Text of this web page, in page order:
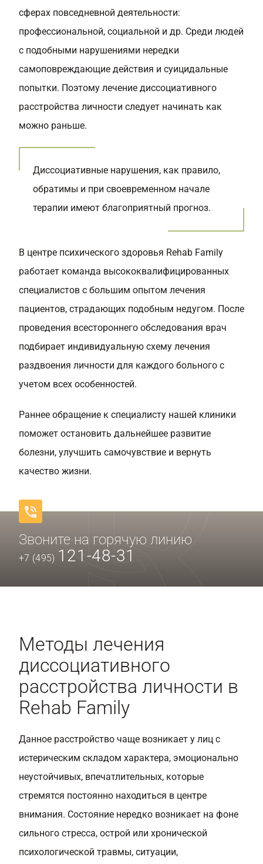
сферах повседневной деятельности:
профессиональной, социальной и др. Среди людей
с подобными нарушениями нередки
самоповреждающие действия и суицидальные
попытки. Поэтому лечение диссоциативного
расстройства личности следует начинать как
можно раньше.
Диссоциативные нарушения, как правило,
обратимы и при своевременном начале
терапии имеют благоприятный прогноз.
В центре психического здоровья Rehab Family
работает команда высококвалифицированных
специалистов с большим опытом лечения
пациентов, страдающих подобным недугом. После
проведения всестороннего обследования врач
подбирает индивидуальную схему лечения
раздвоения личности для каждого больного с
учетом всех особенностей.
Раннее обращение к специалисту нашей клиники
поможет остановить дальнейшее развитие
болезни, улучшить самочувствие и вернуть
качество жизни.
Звоните на горячую линию
+7 (495) 121-48-31
Методы лечения
диссоциативного
расстройства личности в
Rehab Family
Данное расстройство чаще возникает у лиц с
истерическим складом характера, эмоционально
неустойчивых, впечатлительных, которые
стремятся постоянно находиться в центре
внимания. Состояние нередко возникает на фоне
сильного стресса, острой или хронической
психологической травмы, ситуации,